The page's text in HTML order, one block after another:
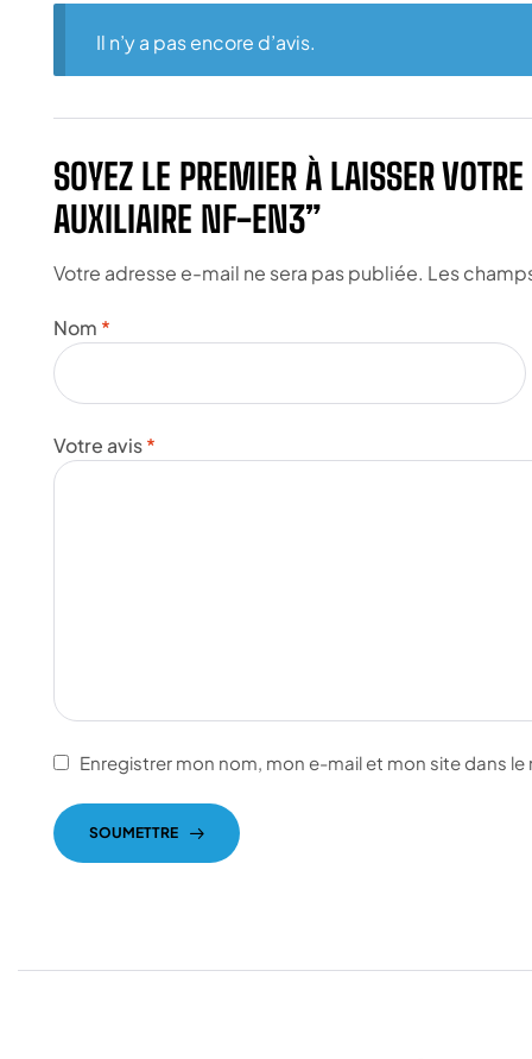
Il n’y a pas encore d’avis.
SOYEZ LE PREMIER À LAISSER
AUXILIAIRE NF-EN3”
Votre adresse e-mail ne sera pas publiée. Les
Votre avis*
Nom *
Enregistrer mon nom, mon e-mail et mon site dans
SOUMETTRE